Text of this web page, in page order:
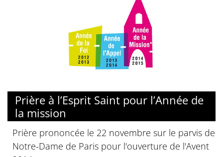
Prière à l’Esprit Saint pour l’Année de
la mission
Prière prononcée le 22 novembre sur le parvis de
Notre-Dame de Paris pour l'ouverture de l'Avent